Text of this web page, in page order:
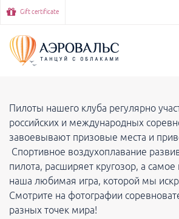
Gift certificate
Пилоты нашего клуба регулярно
российских и международных
завоевывают призовые места и
Спортивное воздухоплавание
пилота, расширяет кругозор, а
наша любимая игра, которой мы
Смотрите на фотографии
разных точек мира!